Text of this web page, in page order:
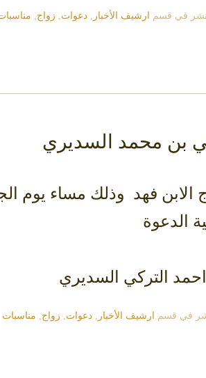
في قسم ارشيف الأخبار , دعوات, زواج,
بن محمد السديري
الدعوة
التركي السديري
في قسم ارشيف الأخبار , دعوات, زواج, مناسبات